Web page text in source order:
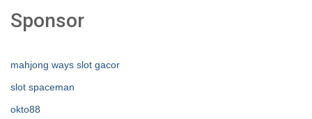
Sponsor
mahjong ways slot gacor
slot spaceman
okto88